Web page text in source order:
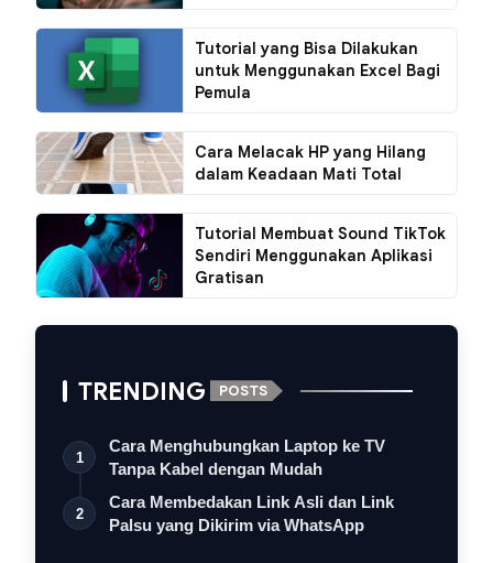
Tutorial yang Bisa Dilakukan
untuk Menggunakan Excel Bagi
Pemula
Cara Melacak HP yang Hilang
dalam Keadaan Mati Total
Tutorial Membuat Sound TikTok
Sendiri Menggunakan Aplikasi
Gratisan
TRENDING POSTS
1
Cara Menghubungkan Laptop ke TV
Tanpa Kabel dengan Mudah
2
Cara Membedakan Link Asli dan Link
Palsu yang Dikirim via WhatsApp